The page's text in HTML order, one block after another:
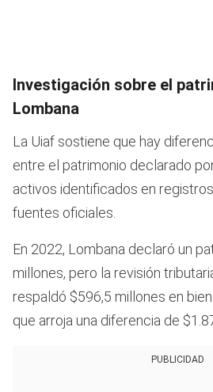
Investigación sobre el
Lombana
La Uiaf sostiene que hay
entre el patrimonio declarado
activos identificados en
fuentes oficiales.
En 2022, Lombana declaró un
millones, pero la revisión
respaldó $596,5 millones en
que arroja una diferencia de
PUBLICIDAD